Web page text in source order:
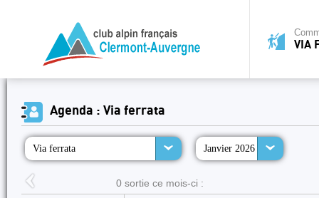
VIA
Agenda : Via ferrata
Via ferrata Janvier 2026
0 sortie ce mois-ci :